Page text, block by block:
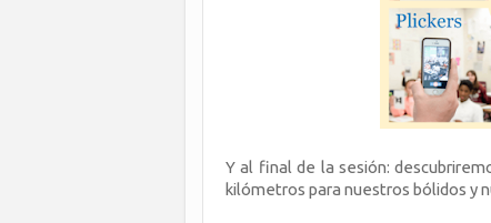
Y al final de la sesión:
kilómetros para nuestros bólidos y